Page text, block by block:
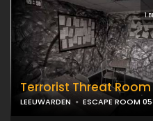
1
Terrorist Threat Room
LEEUWARDEN ESCAPE ROOM